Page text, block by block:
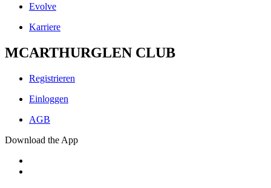
Evolve
Karriere
MCARTHURGLEN CLUB
Registrieren
Einloggen
AGB
Download the App